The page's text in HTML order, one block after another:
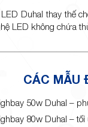
Duhal thay thế
LED không chứa
CÁC MẪU
50w Duhal –
80w Duhal –